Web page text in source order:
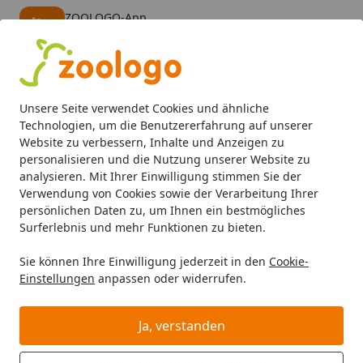
Unsere Seite verwendet Cookies und ähnliche
Technologien, um die Benutzererfahrung auf unserer
Website zu verbessern, Inhalte und Anzeigen zu
personalisieren und die Nutzung unserer Website zu
analysieren. Mit Ihrer Einwilligung stimmen Sie der
Verwendung von Cookies sowie der Verarbeitung Ihrer
persönlichen Daten zu, um Ihnen ein bestmögliches
Surferlebnis und mehr Funktionen zu bieten.
Sie können Ihre Einwilligung jederzeit in den Cookie-
Einstellungen anpassen oder widerrufen.
Ja, verstanden
ZOOLOGO-App
Alle Produkte
Mein Konto
Suchen
Startseite
Hund Hundefutter Nassfutter animonda Gran Carno
animonda Gran Carno Superfoods
800g Dose Hundenassfutter Rind